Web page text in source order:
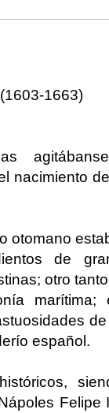
1663)
nacimiento
otomano
de
otro
español.
Felipe